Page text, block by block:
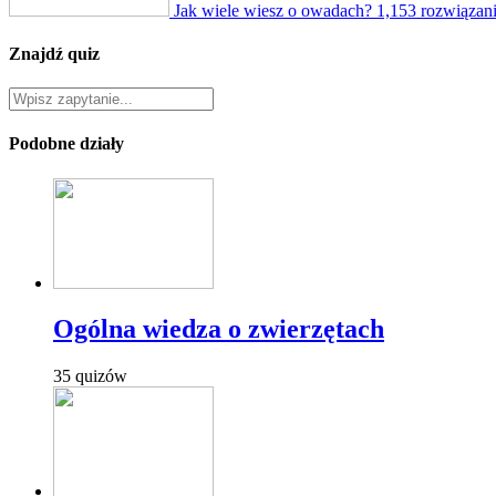
Jak wiele wiesz o owadach? 1,153
Znajdź quiz
Podobne działy
Ogólna wiedza o zwierzętach
35 quizów